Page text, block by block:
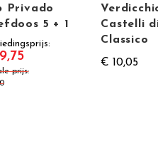
Privado
5 + 1
prijs
Castelli
Classico
€ 10,05